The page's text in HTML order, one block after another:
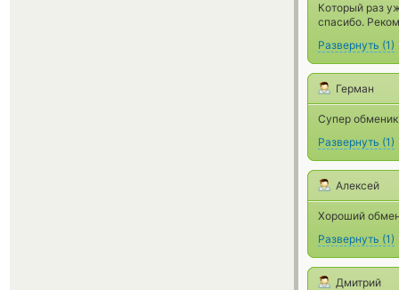
Который раз
спасибо.
Развернуть (1)
Герман
Супер
Развернуть (1)
Алексей
Хороший
Развернуть (1)
Дмитрий